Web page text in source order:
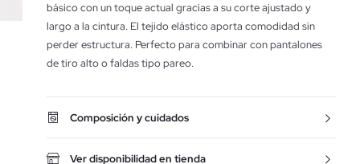
básico con un toque actual gracias a su corte ajustado y
largo a la cintura. El tejido elástico aporta comodidad sin
perder estructura. Perfecto para combinar con pantalones
de tiro alto o faldas tipo pareo.
Composición y cuidados
Ver disponibilidad en tienda